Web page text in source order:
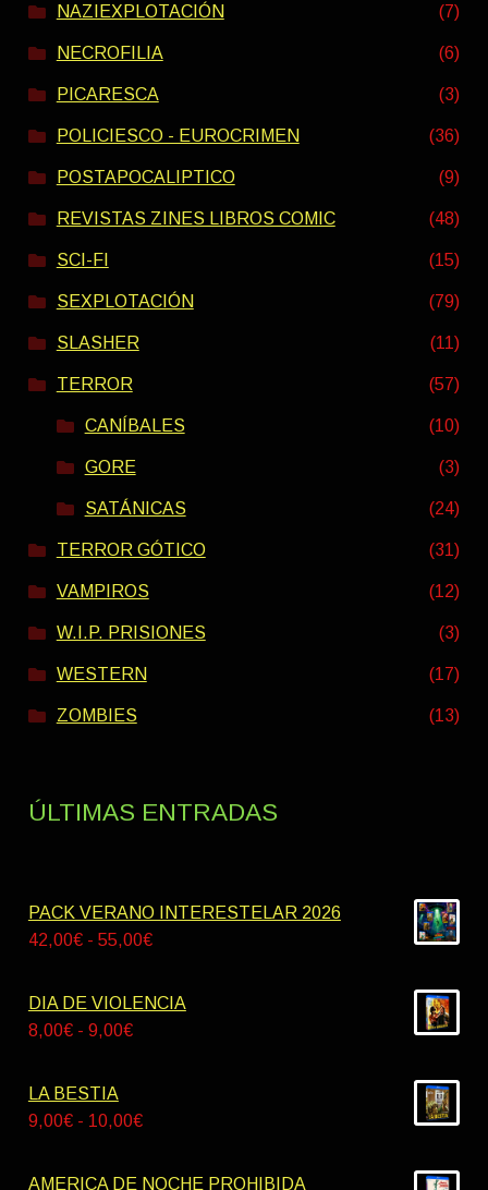
NAZIEXPLOTACIÓN (7)
NECROFILIA (6)
PICARESCA (3)
POLICIESCO - EUROCRIMEN (36)
POSTAPOCALIPTICO (9)
REVISTAS ZINES LIBROS COMIC (48)
SCI-FI (15)
SEXPLOTACIÓN (79)
SLASHER (11)
TERROR (57)
CANÍBALES (10)
GORE (3)
SATÁNICAS (24)
TERROR GÓTICO (31)
VAMPIROS (12)
W.I.P. PRISIONES (3)
WESTERN (17)
ZOMBIES (13)
ÚLTIMAS ENTRADAS
PACK VERANO INTERESTELAR 2026
42,00€ - 55,00€Rango
precios:
DIA DE VIOLENCIA
8,00€ - 9,00€Rango
desde
LA BESTIA
9,00€ - 10,00€Rango
precios:
AMERICA DE NOCHE PROHIBIDA